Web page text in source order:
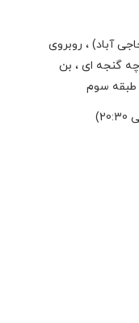
آباد) ، روبروی
گنجه ای ، بن
سوم